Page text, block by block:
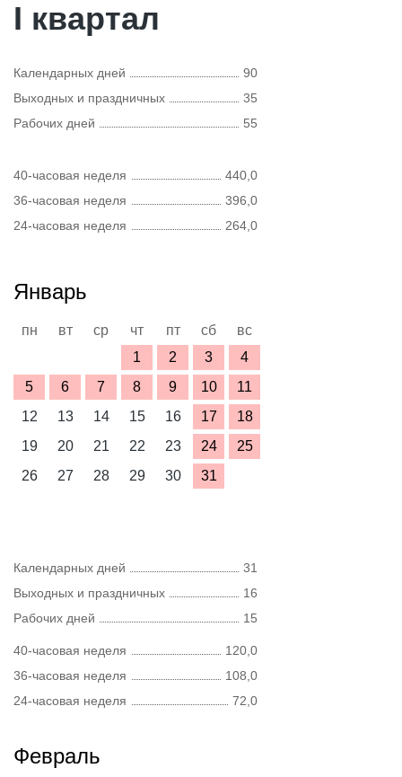
I квартал
Календарных дней
90
Выходных и праздничных
35
Рабочих дней
55
40-часовая неделя
440,0
36-часовая неделя
396,0
24-часовая неделя
264,0
Январь
пн вт ср чт пт сб
вс
1
2 3
4
5
6 7 8 9 10
11
12
13 14 15 16 17
18
19
20 21 22 23 24
25
26
27 28 29 30 31
Календарных дней
31
Выходных и праздничных
16
Рабочих дней
15
40-часовая неделя
120,0
36-часовая неделя
108,0
24-часовая неделя
72,0
Февраль